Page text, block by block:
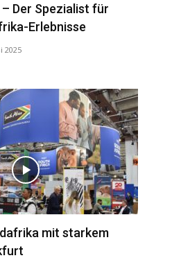
Der Spezialist für
Erlebnisse
2025
mit starkem